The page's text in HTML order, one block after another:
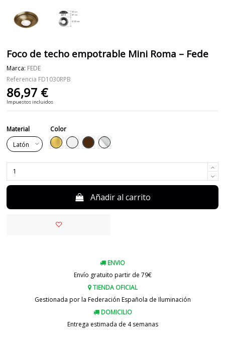
Foco de techo empotrable Mini Roma – Fede
Marca: FEDE
Referencia FD1030RPB
86,97 €
Impuestos incluidos
Material
Color
DoradoBlanco MarrónCromo
Añadir al carrito
ENVIO
Envío gratuito partir de 79€
TIENDA OFICIAL
Gestionada por la Federación Española de Iluminación
DOMICILIO
Entrega estimada de 4 semanas